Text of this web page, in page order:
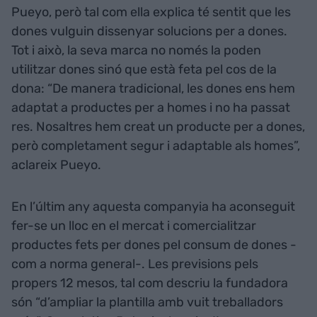
Pueyo, però tal com ella explica té sentit que les
dones vulguin dissenyar solucions per a dones.
Tot i això, la seva marca no només la poden
utilitzar dones sinó que està feta pel cos de la
dona: “De manera tradicional, les dones ens hem
adaptat a productes per a homes i no ha passat
res. Nosaltres hem creat un producte per a dones,
però completament segur i adaptable als homes”,
aclareix Pueyo.
En l’últim any aquesta companyia ha aconseguit
fer-se un lloc en el mercat i comercialitzar
productes fets per dones pel consum de dones -
com a norma general-. Les previsions pels
propers 12 mesos, tal com descriu la fundadora
són “d’ampliar la plantilla amb vuit treballadors